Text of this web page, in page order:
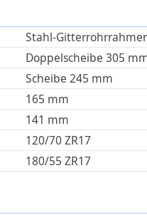
Stahl-
Doppelscheibe 305
Scheibe 245 mm
165 mm
141 mm
120/70 ZR17
180/55 ZR17